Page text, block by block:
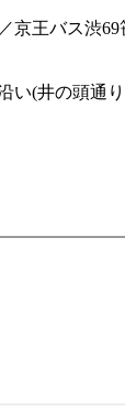
京王バス渋
い(井の頭通